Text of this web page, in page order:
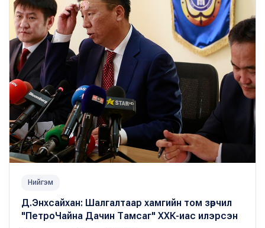
Нийгэм
Д.Энхсайхан: Шалгалтаар хамгийн том зөрчил
"ПетроЧайна Дачин Тамсаг" ХХК-иас илэрсэн